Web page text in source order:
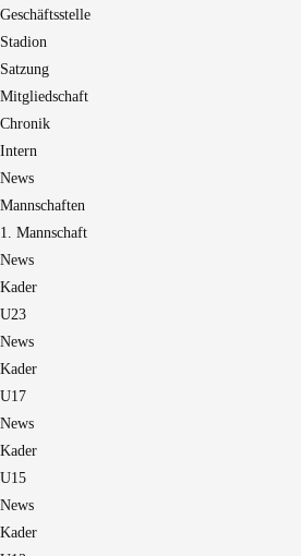
Geschäftsstelle
Stadion
Satzung
Mitgliedschaft
Chronik
Intern
News
Mannschaften
1. Mannschaft
News
Kader
U23
News
Kader
U17
News
Kader
U15
News
Kader